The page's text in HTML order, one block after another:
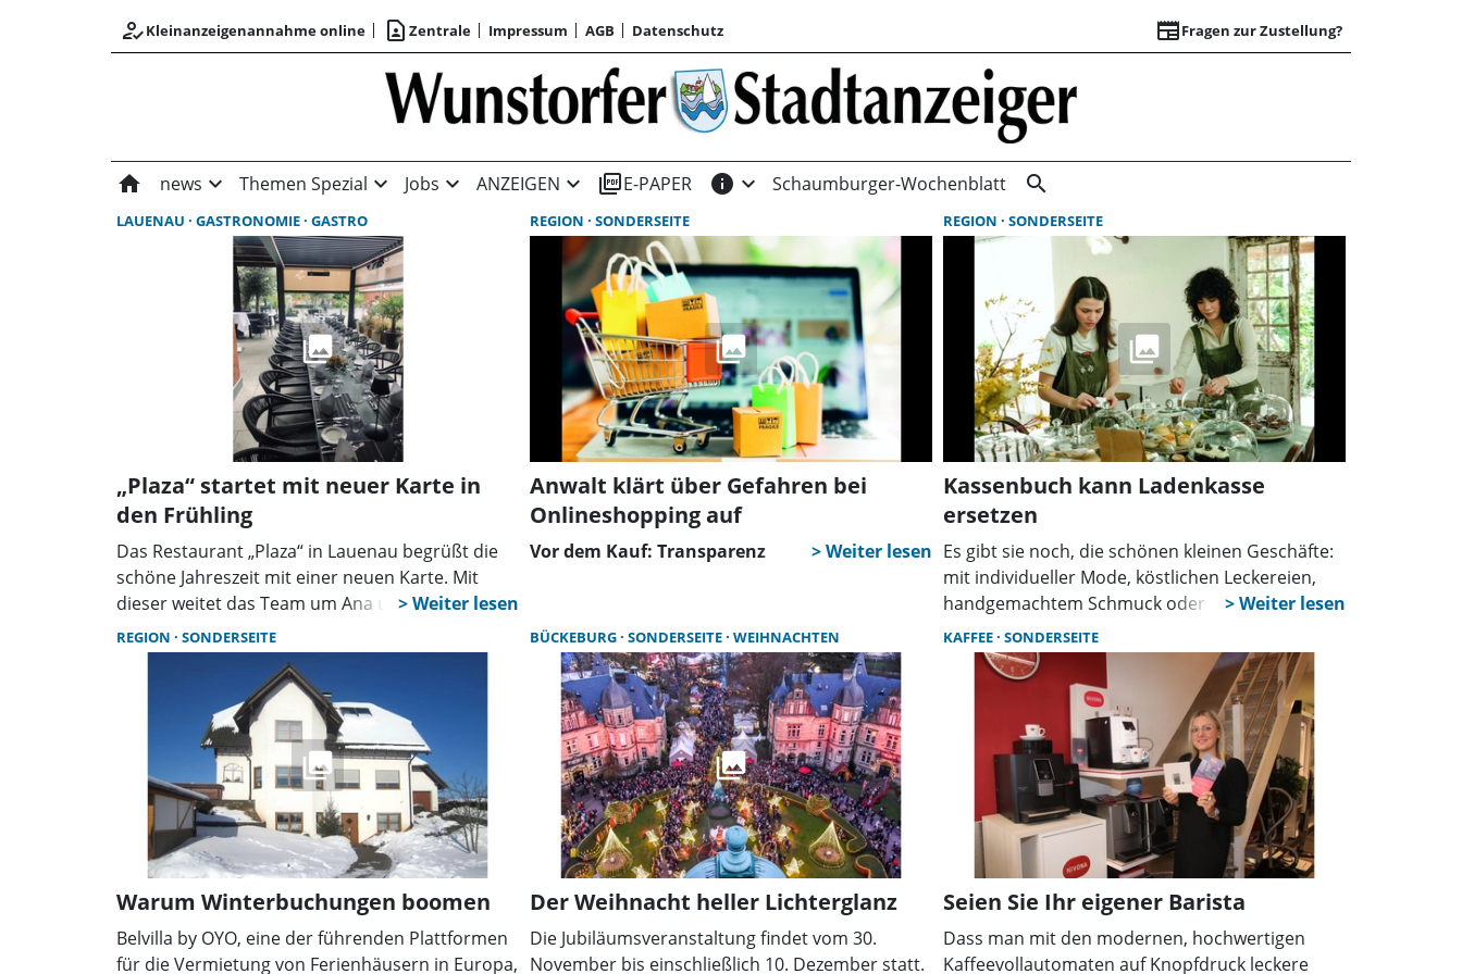
how_to_regKleinanzeigenannahme online contact_page Zentrale Impressum AGB Datenschutz newspaperFragen zur Zustellung?
Suchergebnisse |
home news expand_more Themen Spezial expand_more Jobs expand_more ANZEIGEN expand_more picture_as_pdfE-PAPER info expand_more Schaumburger-Wochenblatt search
LAUENAU GASTRONOMIE GASTRO
„Plaza“ startet mit neuer Karte in
den Frühling
Das Restaurant „Plaza“ in Lauenau begrüßt die
schöne Jahreszeit mit einer neuen Karte. Mit
dieser weitet das Team um Ana und Bojan
Djordjevic das Speiseangebot aus. Viele neue
Gerichte locken auch zum etwas kürzeren, aber
genussvollen Einkehren, sie ergänzen die
bewährte Fine-Dining-Kulinarik.
REGION SONDERSEITE
Anwalt klärt über Gefahren bei
Onlineshopping auf
Vor dem Kauf: Transparenz
REGION SONDERSEITE
Kassenbuch kann Ladenkasse
ersetzen
Es gibt sie noch, die schönen kleinen Geschäfte:
mit individueller Mode, köstlichen Leckereien,
handgemachtem Schmuck oder Hobby-
Equipment. Zunehmend sind in den
Innenstädten auch Pop-up-Stores zu finden –
Läden, die nur für kurze Zeit aktiv sind, zum
Beispiel, um Leerstand sinnvoll zu überbrücken.
REGION SONDERSEITE
Warum Winterbuchungen boomen
Belvilla by OYO, eine der führenden Plattformen
für die Vermietung von Ferienhäusern in Europa,
BÜCKEBURG SONDERSEITE WEIHNACHTEN
Der Weihnacht heller Lichterglanz
Die Jubiläumsveranstaltung findet vom 30.
November bis einschließlich 10. Dezember statt.
KAFFEE SONDERSEITE
Seien Sie Ihr eigener Barista
Dass man mit den modernen, hochwertigen
Kaffeevollautomaten auf Knopfdruck leckere